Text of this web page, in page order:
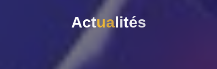
Actualités